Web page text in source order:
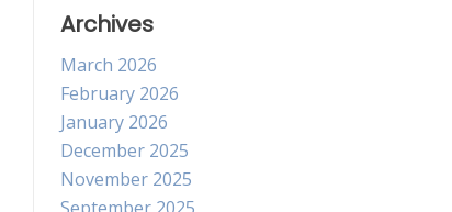
Archives
March 2026
February 2026
January 2026
December 2025
November 2025